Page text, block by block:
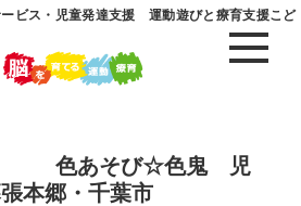
ビス・児童発達支援 運動遊びと療育支援こど
） 色あそび☆色鬼 児
本郷・千葉市